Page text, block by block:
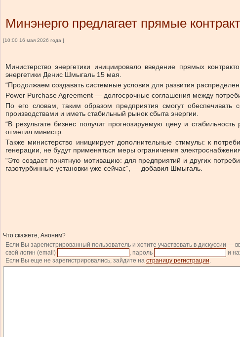
Минэнерго предлагает прямые
[10:00 16 мая 2026 года ]
Министерство энергетики инициировало введение прямых
энергетики Денис Шмыгаль 15 мая.
“Продолжаем создавать системные условия для развития
Power Purchase Agreement — долгосрочные соглашения между
По его словам, таким образом предприятия смогут обеспечивать
производствами и иметь стабильный рынок сбыта энергии.
“В результате бизнес получит прогнозируемую цену и
отметил министр.
Также министерство инициирует дополнительные стимулы: к
генерации, не будут применяться меры ограничения
“Это создает понятную мотивацию: для предприятий и других
газотурбинные установки уже сейчас”, — добавил Шмыгаль.
Что скажете, Аноним?
Если Вы зарегистрированный пользователь и хотите участвовать в дискуссии —
свой логин (email)
, пароль и
Если Вы еще не зарегистрировались, зайдите на страницу регистрации.